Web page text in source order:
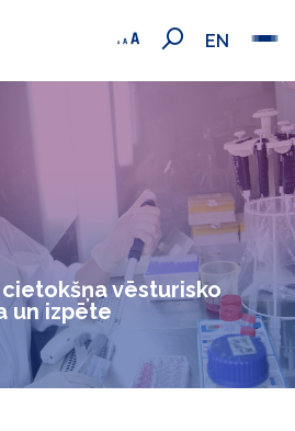
EN
vēsturisko
un izpēte